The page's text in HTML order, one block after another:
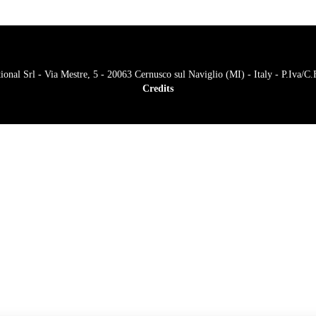
Srl - Via Mestre, 5 - 20063 Cernusco sul Naviglio (MI) - Italy - P.Iva/
Credits